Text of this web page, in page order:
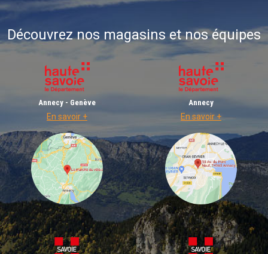
Découvrez nos magasins et nos équipes
Annecy - Genève
En savoir +
Annecy
En savoir +